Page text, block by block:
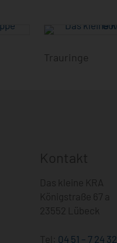
Trauringe
04 51 – 7 24 32